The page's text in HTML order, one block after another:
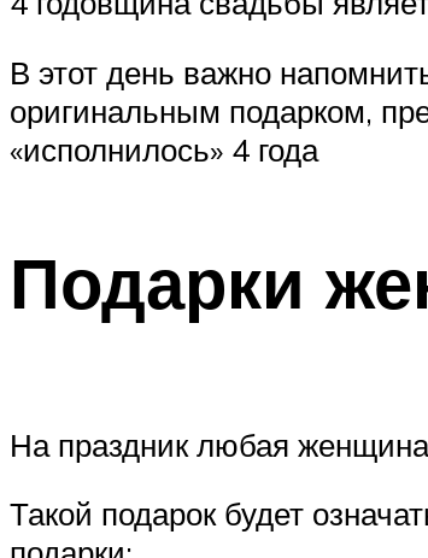
В этот день важно
оригинальным подарком,
«исполнилось» 4 года
Подарки
На праздник любая
Такой подарок будет